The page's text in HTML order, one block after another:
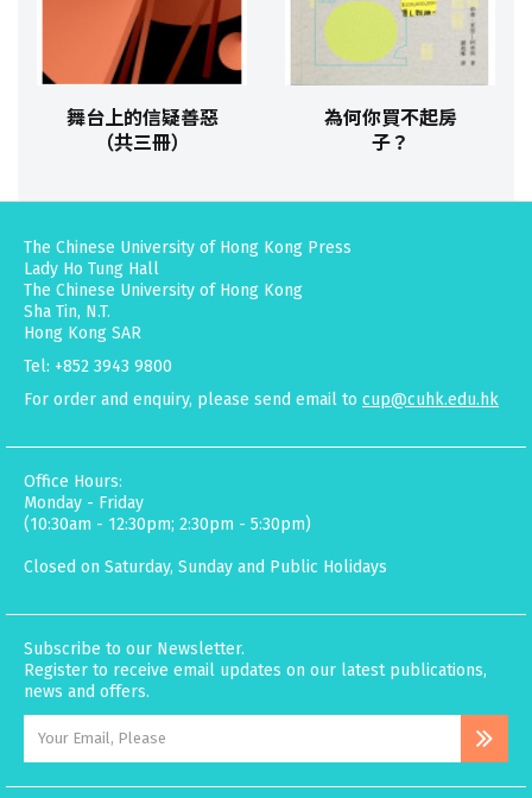
舞台上的信疑善惡
（共三冊）
為何你買不起房
子？
The Chinese University of Hong Kong Press
Lady Ho Tung Hall
The Chinese University of Hong Kong
Sha Tin, N.T.
Hong Kong SAR
Tel: +852 3943 9800
For order and enquiry, please send email to cup@cuhk.edu.hk
Office Hours:
Monday - Friday
(10:30am - 12:30pm; 2:30pm - 5:30pm)
Closed on Saturday, Sunday and Public Holidays
Subscribe to our Newsletter.
Register to receive email updates on our latest publications,
news and offers.